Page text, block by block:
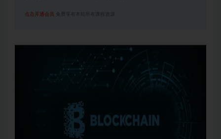
点击开通会员 免费享有本站所有课程资源